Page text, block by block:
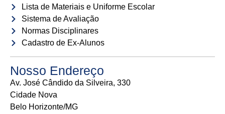
Lista de Materiais e Uniforme Escolar
Sistema de Avaliação
Normas Disciplinares
Cadastro de Ex-Alunos
Nosso Endereço
Av. José Cândido da Silveira, 330
Cidade Nova
Belo Horizonte/MG